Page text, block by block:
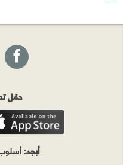
حمّل
أبجد: أسلوب